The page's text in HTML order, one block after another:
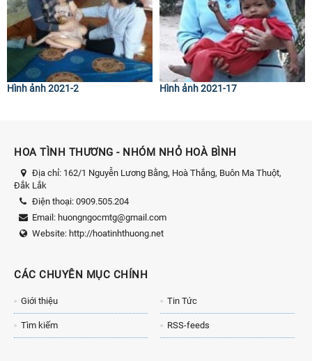
Hình ảnh 2021-2 Hình ảnh 2021-17
HOA TÌNH THƯƠNG - NHÓM NHỎ HOÀ BÌNH
Địa chỉ: 162/1 Nguyễn Lương Bằng, Hoà Thắng, Buôn Ma Thuột,
Đắk Lắk
Điện thoại: 0909.505.204
Email: huongngocmtg@gmail.com
Website: http://hoatinhthuong.net
CÁC CHUYÊN MỤC CHÍNH
Giới thiệu Tin Tức
Tìm kiếm RSS-feeds